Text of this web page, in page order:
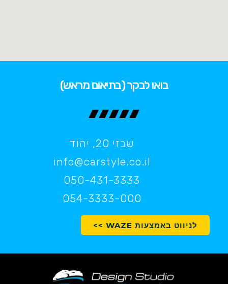
בואו לבקר (בתיאום מראש)
שבזי 20, יהוד
info@carstyle.co.il
050-431-3333
054-3333-000
לניווט באמצעות WAZE >>